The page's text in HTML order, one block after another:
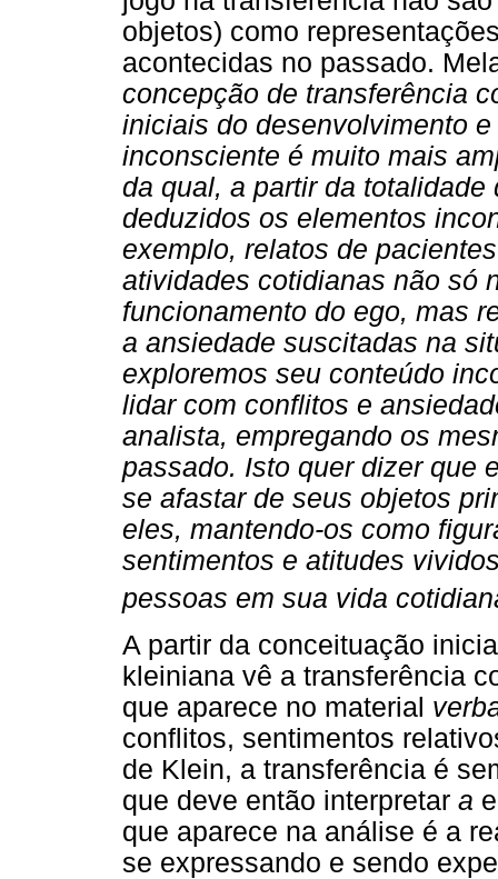
objetos) como
acontecidas no passado.
concepção de transferência
iniciais do desenvolvimento
inconsciente é muito mais
da qual, a partir da
deduzidos os elementos
exemplo, relatos de
atividades cotidianas não só
funcionamento do ego, mas
a ansiedade suscitadas na
exploremos seu conteúdo
lidar com conflitos e
analista, empregando os
passado. Isto quer dizer que
se afastar de seus objetos
eles, mantendo-os como
sentimentos e atitudes
pessoas em sua vida
A partir da conceituação
kleiniana vê a transferência
que aparece no material
conflitos, sentimentos
de Klein, a transferência é
que deve então interpretar a e
que aparece na análise é a
se expressando e sendo